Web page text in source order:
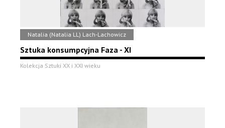
Natalia (Natalia LL) Lach-Lachowicz
Sztuka konsumpcyjna Faza - XI
Kolekcja Sztuki XX i XXI wieku